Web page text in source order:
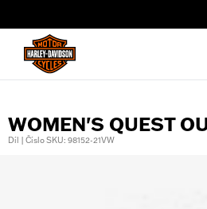
WOMEN'S QUEST
Díl | Číslo SKU: 98152-21VW